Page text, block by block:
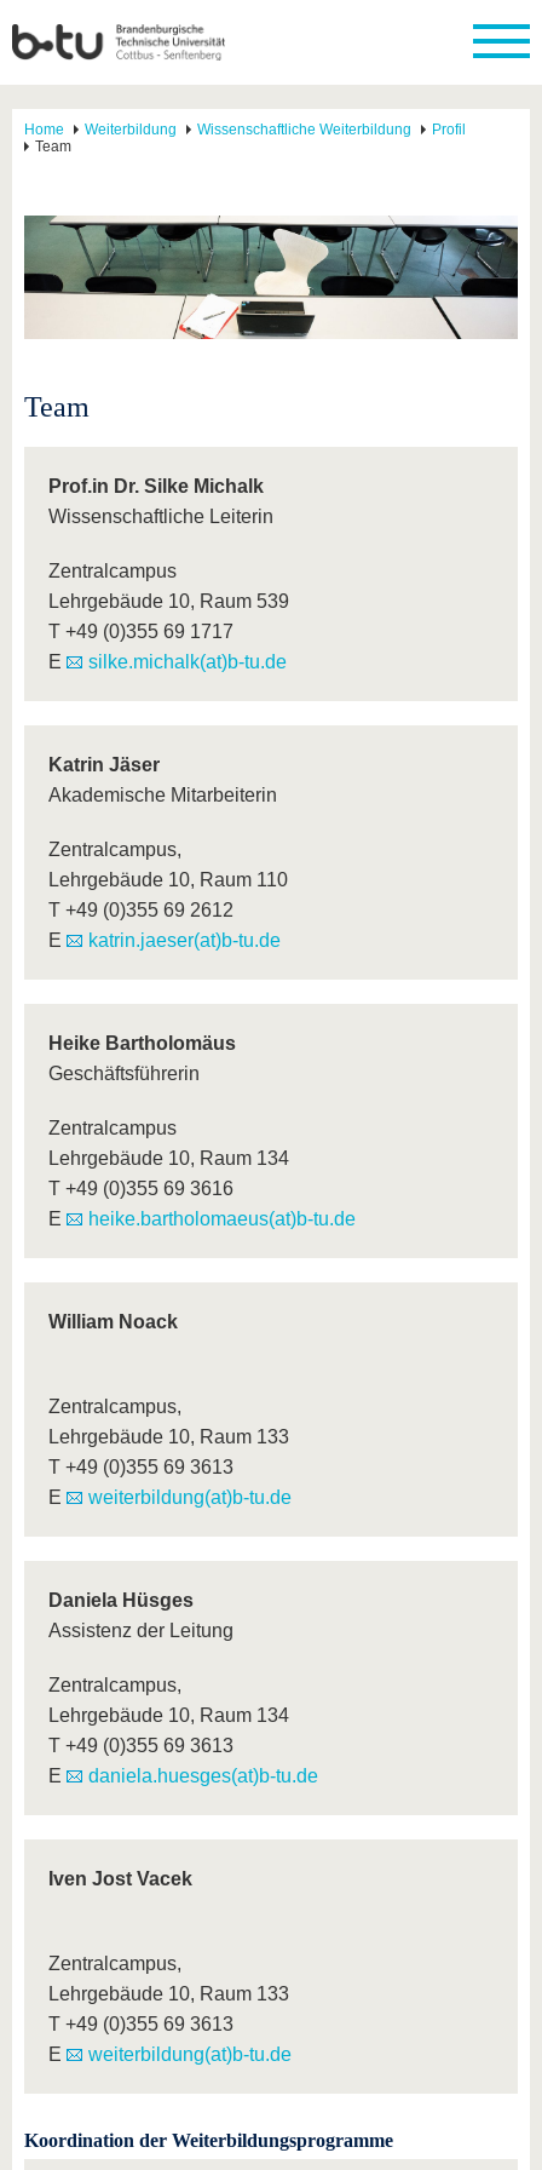
Home Weiterbildung Wissenschaftliche Weiterbildung
Profil
Team
Team
Prof.in Dr. Silke Michalk
Wissenschaftliche Leiterin
Zentralcampus
Lehrgebäude 10, Raum 539
T +49 (0)355 69 1717
E
silke.michalk(at)b-tu.de
Katrin Jäser
Akademische Mitarbeiterin
Zentralcampus,
Lehrgebäude 10, Raum 110
T +49 (0)355 69 2612
E
katrin.jaeser(at)b-tu.de
Heike Bartholomäus
Geschäftsführerin
Zentralcampus
Lehrgebäude 10, Raum 134
T +49 (0)355 69 3616
E
heike.bartholomaeus(at)b-tu.de
William Noack
Zentralcampus,
Lehrgebäude 10, Raum 133
T +49 (0)355 69 3613
E
weiterbildung(at)b-tu.de
Daniela Hüsges
Assistenz der Leitung
Zentralcampus,
Lehrgebäude 10, Raum 134
T +49 (0)355 69 3613
E
daniela.huesges(at)b-tu.de
Iven Jost Vacek
Zentralcampus,
Lehrgebäude 10, Raum 133
T +49 (0)355 69 3613
E
weiterbildung(at)b-tu.de
Koordination der Weiterbildungsprogramme